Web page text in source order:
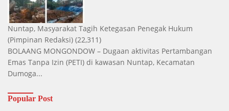
Nuntap, Masyarakat Tagih Ketegasan Penegak Hukum
(Pimpinan Redaksi) (22,311)
BOLAANG MONGONDOW – Dugaan aktivitas Pertambangan
Emas Tanpa Izin (PETI) di kawasan Nuntap, Kecamatan
Dumoga...
Popular Post